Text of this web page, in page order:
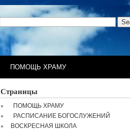
ПОМОЩЬ ХРАМУ
Страницы
ПОМОЩЬ ХРАМУ
РАСПИСАНИЕ БОГОСЛУЖЕНИЙ
ВОСКРЕСНАЯ ШКОЛА